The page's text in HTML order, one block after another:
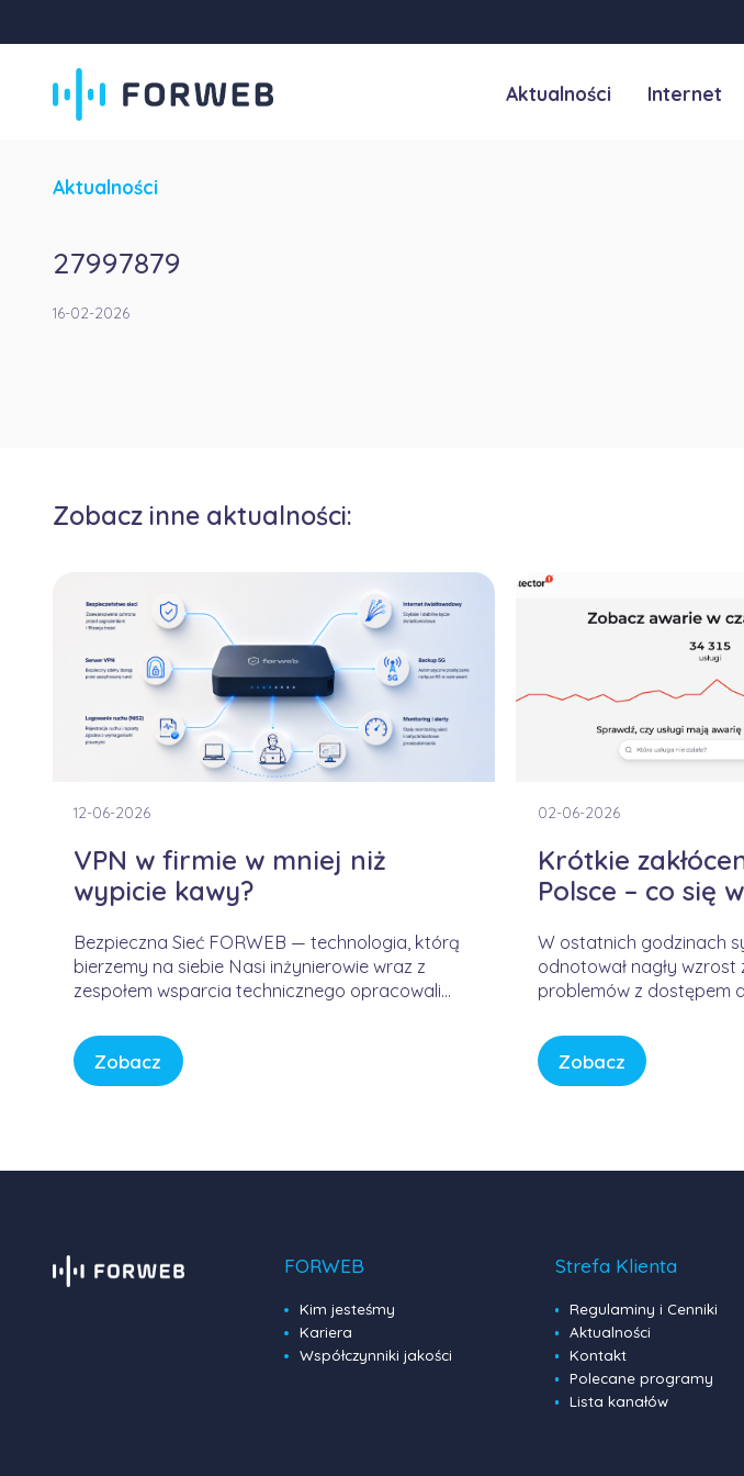
Aktualności Internet
Aktualności
27997879
16-02-2026
Zobacz inne aktualności:
12-06-2026
VPN w firmie w mniej niż
wypicie kawy?
Bezpieczna Sieć FORWEB — technologia, którą
bierzemy na siebie Nasi inżynierowie wraz z
zespołem wsparcia technicznego opracowali
sposób bezpieczny, wygodny i przewidywalny.
Bez samodzielnego konfigurowania
skomplikowanych urządzeń, bez studiowania
Zobacz
02-06-2026
Krótkie
Polsce – co się
W ostatnich godzinach
odnotował nagły
problemów z dostępem
FORWEB, lecz wynikała
globalnej infrastrukturze
Internet przypomina
Zobacz
FORWEB
Kim jesteśmy
Kariera
Współczynniki jakości
Strefa Klienta
Regulaminy i Cenniki
Aktualności
Kontakt
Polecane programy
Lista kanałów